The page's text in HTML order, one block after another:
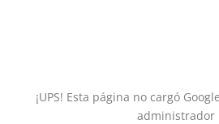
¡UPS! Esta página no cargó
administrador